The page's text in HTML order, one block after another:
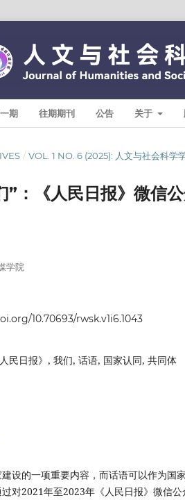
期 往期期刊 公告 关于
/ VOL. 1 NO. 6 (2025): 人文与社会科学
”：《人民日报》微信
学院
10.70693/rwsk.v1i6.1043
人民日报》, 我们, 话语, 国家认同, 共同体
设的一项重要内容，而话语可以作为国
对2021年至2023年《人民日报》微信公